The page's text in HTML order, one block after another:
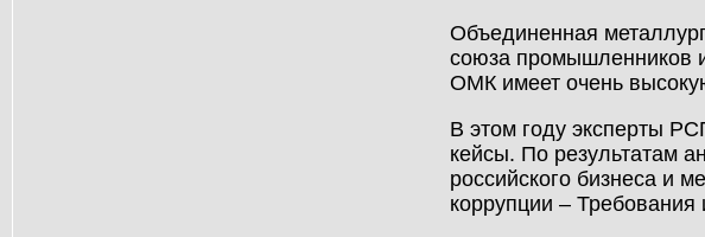
СКЛАДЫ
Объединенная
союза промышленников
ОМК имеет очень
В этом году эксперты
кейсы. По результатам
российского бизнеса и
коррупции –